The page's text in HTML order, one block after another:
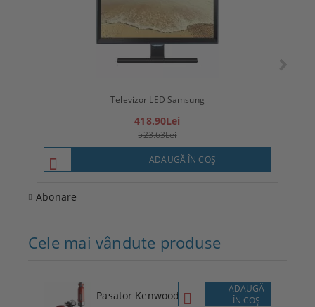
Televizor LED Samsung
418.90Lei
523.63Lei
ADAUGĂ ÎN COŞ
Abonare
Cele mai vândute produse
Pasator Kenwood
ADAUGĂ
ÎN COŞ